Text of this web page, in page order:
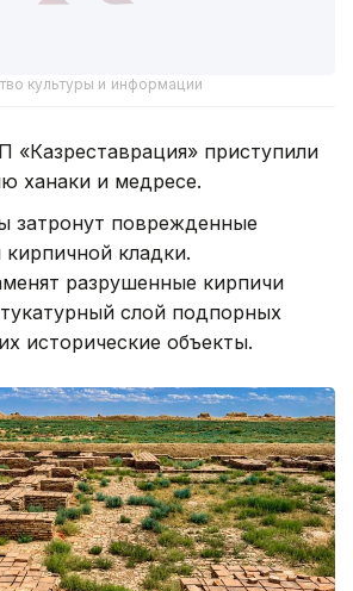
приступили
ханаки и медресе.
затронут поврежденные
кирпичной кладки.
разрушенные кирпичи
слой подпорных